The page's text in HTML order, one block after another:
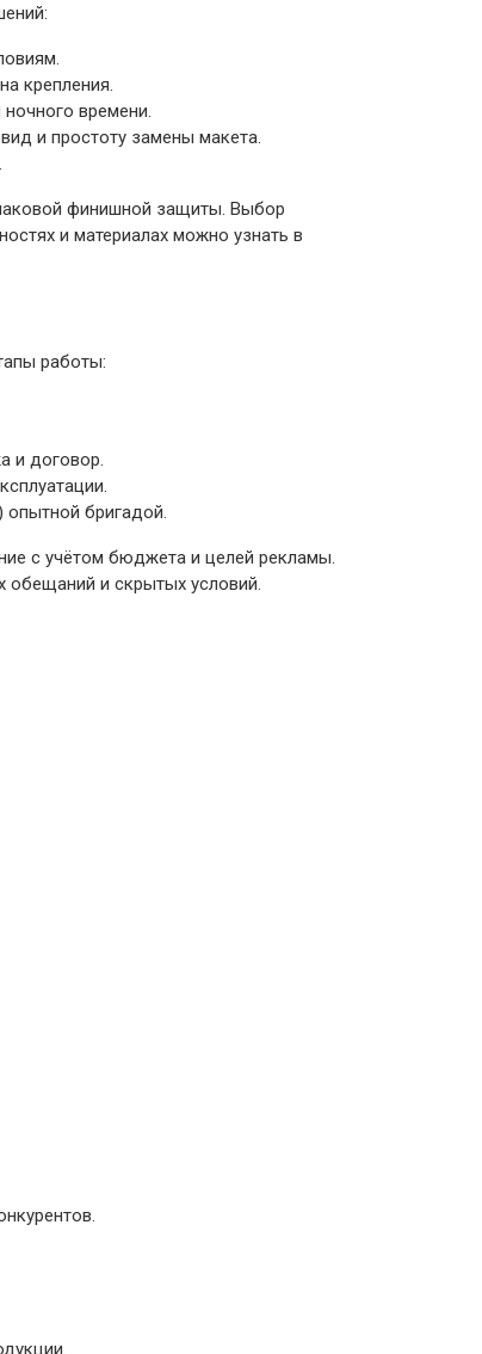
крепления.
времени.
и простоту замены макета.
финишной защиты. Выбор
и материалах можно узнать в
работы:
и договор.
опытной бригадой.
с учётом бюджета и целей рекламы.
обещаний и скрытых условий.